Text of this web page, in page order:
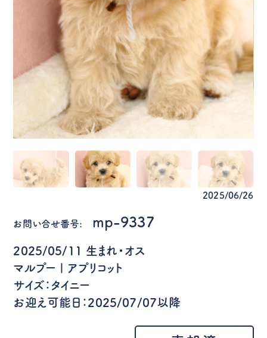
2025/06/26
お問い合せ番号: mp-9337
2025/05/11 生まれ・オス
マルプー | アプリコット
サイズ：タイニー
お迎え可能日：2025/07/07以降